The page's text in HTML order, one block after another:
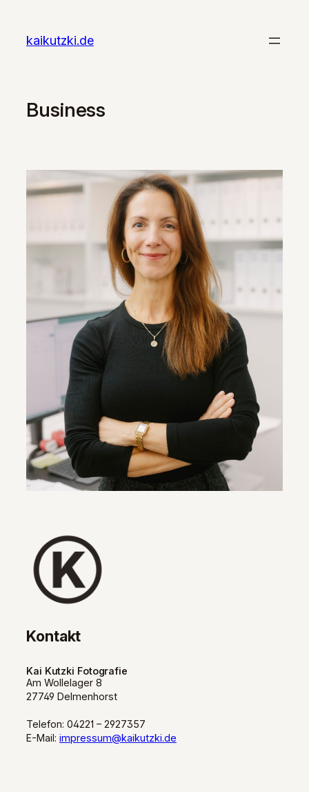
springen
kaikutzki.de
Business
Kontakt
Kai Kutzki Fotografie
Am Wollelager 8
27749 Delmenhorst
Telefon: 04221 – 2927357
E-Mail: impressum@kaikutzki.de